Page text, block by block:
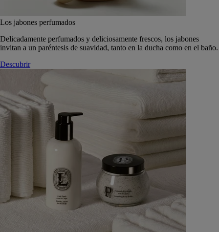
Los jabones perfumados
Delicadamente perfumados y deliciosamente frescos, los jabones
invitan a un paréntesis de suavidad, tanto en la ducha como en el baño.
Descubrir